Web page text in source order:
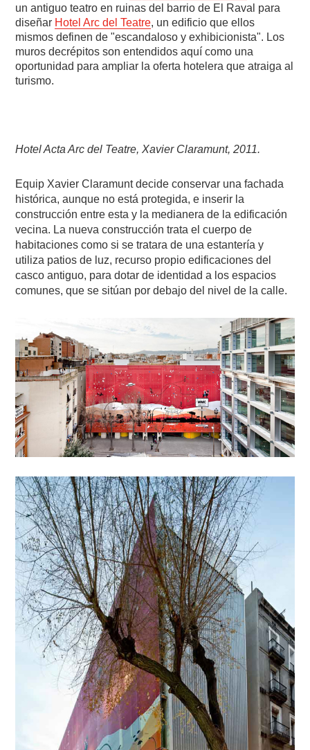
un antiguo teatro en ruinas del barrio de El Raval para
diseñar Hotel Arc del Teatre, un edificio que ellos
mismos definen de "escandaloso y exhibicionista". Los
muros decrépitos son entendidos aquí como una
oportunidad para ampliar la oferta hotelera que atraiga al
turismo.
Hotel Acta Arc del Teatre, Xavier Claramunt, 2011.
Equip Xavier Claramunt decide conservar una fachada
histórica, aunque no está protegida, e inserir la
construcción entre esta y la medianera de la edificación
vecina. La nueva construcción trata el cuerpo de
habitaciones como si se tratara de una estantería y
utiliza patios de luz, recurso propio edificaciones del
casco antiguo, para dotar de identidad a los espacios
comunes, que se sitúan por debajo del nivel de la calle.